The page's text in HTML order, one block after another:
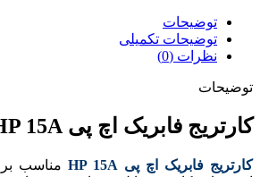
توضیحات
توضیحات تکمیلی
نظرات (0)
توضیحات
کارتریج فابریک اچ پی HP 15A
کارتریج فابریک اچ پی HP 15A مناسب